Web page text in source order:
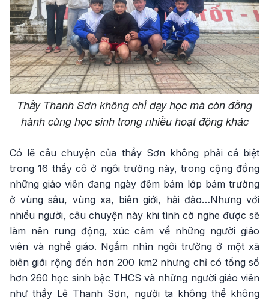
Thầy Thanh Sơn không chỉ dạy học mà còn đồng
hành cùng học sinh trong nhiều hoạt động khác
Có lẽ câu chuyện của thầy Sơn không phải cá biệt
trong 16 thầy cô ở ngôi trường này, trong cộng đồng
những giáo viên đang ngày đêm bám lớp bám trường
ở vùng sâu, vùng xa, biên giới, hải đảo…Nhưng với
nhiều người, câu chuyện này khi tình cờ nghe được sẽ
làm nên rung động, xúc cảm về những người giáo
viên và nghề giáo. Ngắm nhìn ngôi trường ở một xã
biên giới rộng đến hơn 200 km2 nhưng chỉ có tổng số
hơn 260 học sinh bậc THCS và những người giáo viên
như thầy Lê Thanh Sơn, người ta không thể không